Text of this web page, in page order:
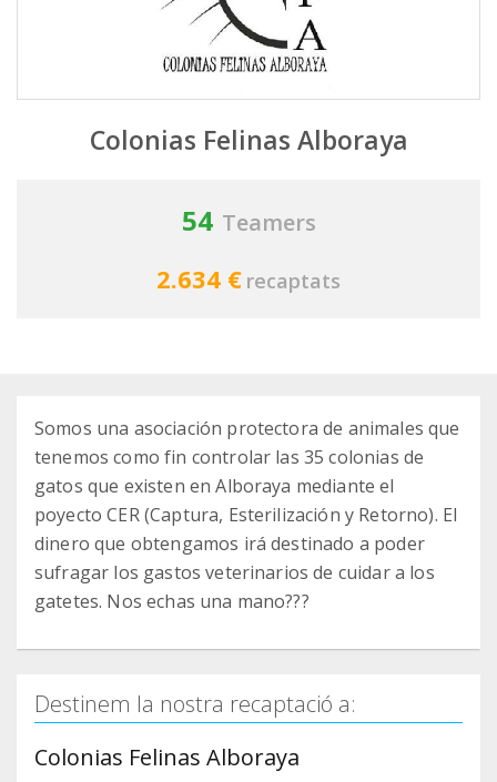
Colonias Felinas Alboraya
54 Teamers
2.634 € recaptats
Somos una asociación protectora de animales que
tenemos como fin controlar las 35 colonias de
gatos que existen en Alboraya mediante el
poyecto CER (Captura, Esterilización y Retorno). El
dinero que obtengamos irá destinado a poder
sufragar los gastos veterinarios de cuidar a los
gatetes. Nos echas una mano???
Destinem la nostra recaptació a:
Colonias Felinas Alboraya